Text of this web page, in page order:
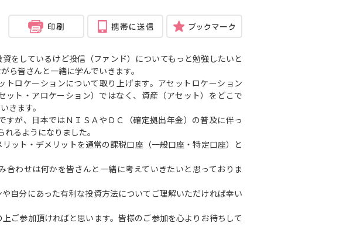
をしているけど投信（ファンド）についてもっと勉強したいと
ら皆さんと一緒に学んでいきます。
ロケーションについて取り上げます。アセットロケーション
ット・アロケーション）ではなく、資産（アセット）をどこで
きます。
が、日本ではＮＩＳＡやＤＣ（確定拠出年金）の普及に伴っ
るようになりました。
ット・デメリットを通常の課税口座（一般口座・特定口座）と
わせは何かを皆さんと一緒に考えていきたいと思っておりま
自分にあった有利な投資方法についてご理解いただければ幸い
ご参加頂ければと思います。皆様のご参加を心よりお待ちして